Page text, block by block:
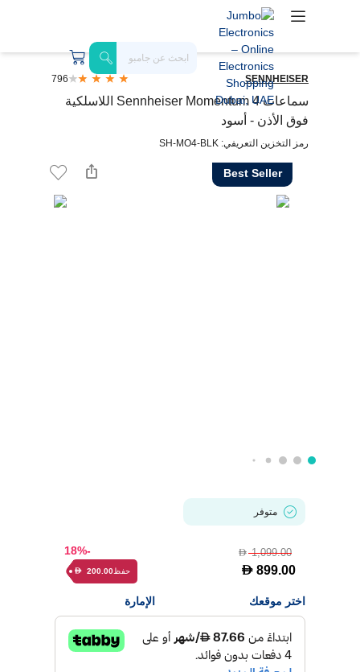
SENNHEISER
796
سماعات Sennheiser Momentum 4 اللاسلكية
فوق الأذن - أسود
رمز التخزين التعريفي: SH-MO4-BLK
Best Seller
متوفر
D1,099.00
D 899.00
-18%
حفظ D 200.00
اختر موقعك الإمارة